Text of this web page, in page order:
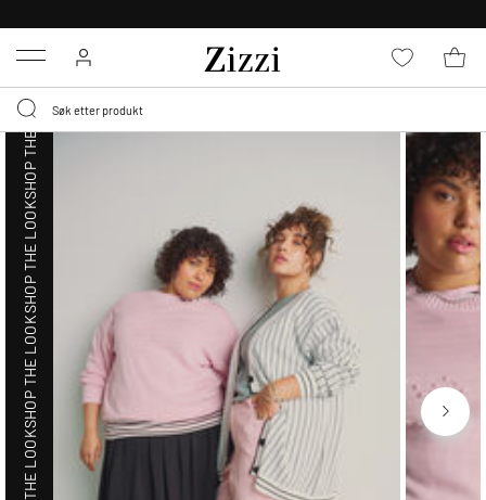
Menu
SHOP THE LOOK
SHOP THE LOOK
SHOP THE LOOK
SHOP THE LOOK